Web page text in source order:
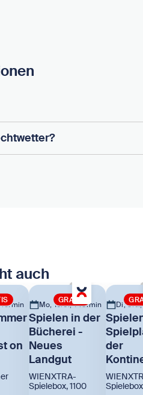
auch
on
GRATIS
Mo, 10.8., 1 Termin
Spielen in der
Bücherei -
Neues
Landgut
WIENXTRA-
Spielebox, 1100
Di,
der